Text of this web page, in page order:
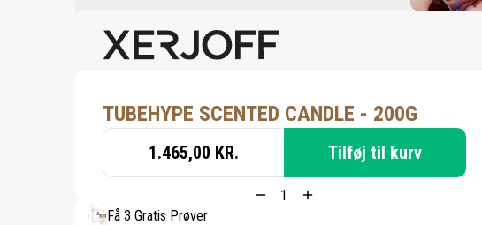
TUBEHYPE SCENTED CANDLE - 200G
1.465,00 KR. Tilføj til kurv
Få 3 Gratis Prøver